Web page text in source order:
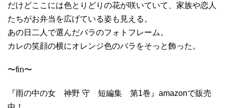
だけどここには色とりどりの花が咲いていて、家族や恋人
たちがお弁当を広げている姿も見える。
あの日二人で選んだバラのフォトフレーム。
カレの笑顔の横にオレンジ色のバラをそっと飾った。
〜fin〜
『雨の中の女 神野 守 短編集 第1巻』amazonで販売